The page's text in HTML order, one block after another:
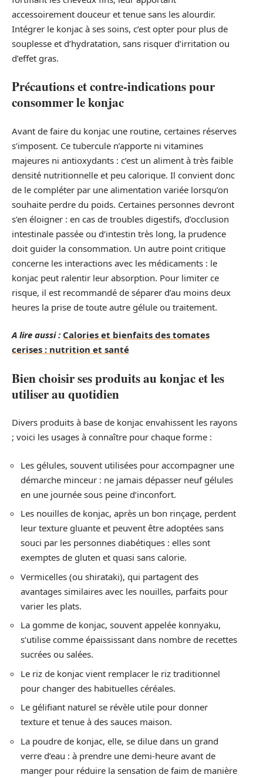
accessoirement douceur et tenue sans les alourdir.
Intégrer le konjac à ses soins, c’est opter pour plus de
souplesse et d’hydratation, sans risquer d’irritation ou
d’effet gras.
Précautions et contre-indications pour
consommer le konjac
Avant de faire du konjac une routine, certaines réserves
s’imposent. Ce tubercule n’apporte ni vitamines
majeures ni antioxydants : c’est un aliment à très faible
densité nutritionnelle et peu calorique. Il convient donc
de le compléter par une alimentation variée lorsqu’on
souhaite perdre du poids. Certaines personnes devront
s’en éloigner : en cas de troubles digestifs, d’occlusion
intestinale passée ou d’intestin très long, la prudence
doit guider la consommation. Un autre point critique
concerne les interactions avec les médicaments : le
konjac peut ralentir leur absorption. Pour limiter ce
risque, il est recommandé de séparer d’au moins deux
heures la prise de toute autre gélule ou traitement.
A lire aussi : Calories et bienfaits des tomates
cerises : nutrition et santé
Bien choisir ses produits au konjac et les
utiliser au quotidien
Divers produits à base de konjac envahissent les rayons
; voici les usages à connaître pour chaque forme :
Les gélules, souvent utilisées pour accompagner une
démarche minceur : ne jamais dépasser neuf gélules
en une journée sous peine d’inconfort.
Les nouilles de konjac, après un bon rinçage, perdent
leur texture gluante et peuvent être adoptées sans
souci par les personnes diabétiques : elles sont
exemptes de gluten et quasi sans calorie.
Vermicelles (ou shirataki), qui partagent des
avantages similaires avec les nouilles, parfaits pour
varier les plats.
La gomme de konjac, souvent appelée konnyaku,
s’utilise comme épaississant dans nombre de recettes
sucrées ou salées.
Le riz de konjac vient remplacer le riz traditionnel
pour changer des habituelles céréales.
Le gélifiant naturel se révèle utile pour donner
texture et tenue à des sauces maison.
La poudre de konjac, elle, se dilue dans un grand
verre d’eau : à prendre une demi-heure avant de
manger pour réduire la sensation de faim de manière